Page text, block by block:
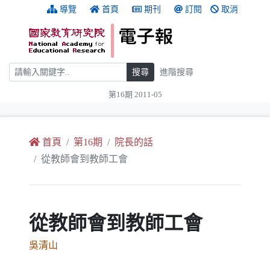
跳到主要內容 導覽 首頁 期刊 訂閱 取消
搜尋 搜尋 進階搜尋
第16期 2011-05
首頁 第16期
院長的話
從教師會到教師工會
從教師會到教師工會
吳清山